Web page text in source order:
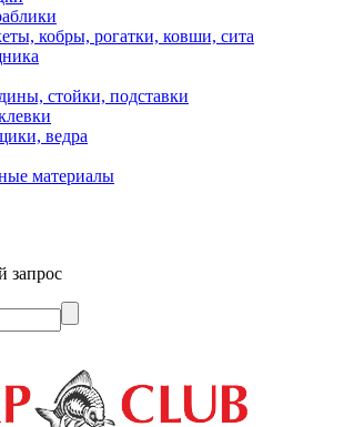
кобры, рогатки, ковши, сита
стойки, подставки
ведра
материалы
запрос